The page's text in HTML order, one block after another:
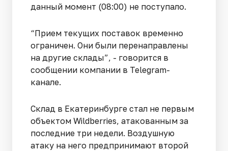
данный момент (08:00) не поступало.
“Прием текущих поставок временно
ограничен. Они были перенаправлены
на другие склады”, - говорится в
сообщении компании в Telegram-
канале.
Склад в Екатеринбурге стал не первым
объектом Wildberries, атакованным за
последние три недели. Воздушную
атаку на него предпринимают второй